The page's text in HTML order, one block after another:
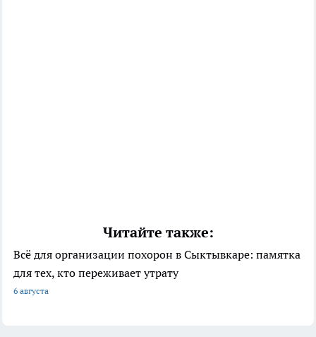
Читайте также:
Всё для организации похорон в Сыктывкаре: памятка
для тех, кто переживает утрату
6 августа